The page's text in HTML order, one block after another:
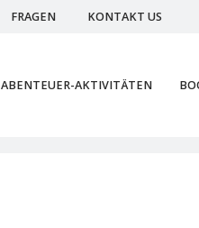
FRAGEN KONTAKT US
ABENTEUER-AKTIVITÄTEN